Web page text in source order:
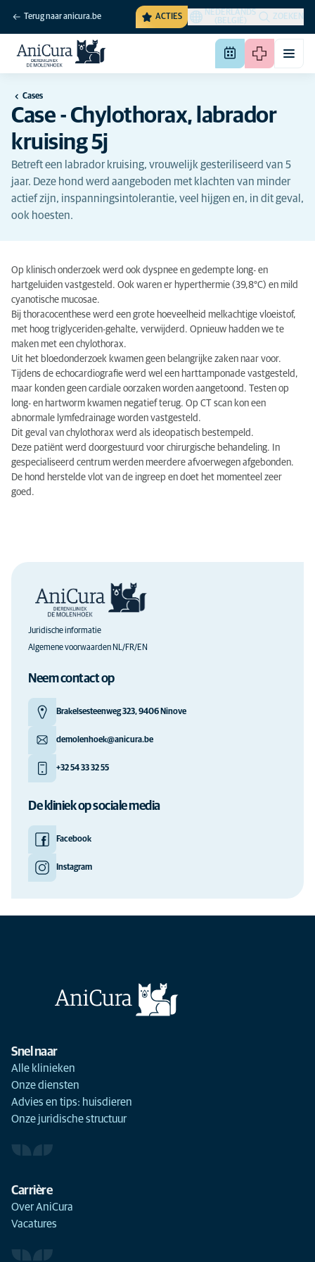
Terug naar anicura.be ACTIES
NEDERLANDS
(BELGIË)
ZOEKEN
Cases
Case - Chylothorax, labrador
kruising 5j
Betreft een labrador kruising, vrouwelijk gesteriliseerd van 5
jaar. Deze hond werd aangeboden met klachten van minder
actief zijn, inspanningsintolerantie, veel hijgen en, in dit geval,
ook hoesten.
Op klinisch onderzoek werd ook dyspnee en gedempte long- en
hartgeluiden vastgesteld. Ook waren er hyperthermie (39,8°C) en mild
cyanotische mucosae.
Bij thoracocenthese werd een grote hoeveelheid melkachtige vloeistof,
met hoog triglyceriden-gehalte, verwijderd. Opnieuw hadden we te
maken met een chylothorax.
Uit het bloedonderzoek kwamen geen belangrijke zaken naar voor.
Tijdens de echocardiografie werd wel een harttamponade vastgesteld,
maar konden geen cardiale oorzaken worden aangetoond. Testen op
long- en hartworm kwamen negatief terug. Op CT scan kon een
abnormale lymfedrainage worden vastgesteld.
Dit geval van chylothorax werd als ideopatisch bestempeld.
Deze patiënt werd doorgestuurd voor chirurgische behandeling. In
gespecialiseerd centrum werden meerdere afvoerwegen afgebonden.
De hond herstelde vlot van de ingreep en doet het momenteel zeer
goed.
Juridische informatie
Algemene voorwaarden NL/FR/EN
Neem contact op
Brakelsesteenweg 323, 9406 Ninove
demolenhoek@anicura.be
+32 54 33 32 55
De kliniek op sociale media
Facebook
Instagram
Snel naar
Alle klinieken
Onze diensten
Advies en tips: huisdieren
Onze juridische structuur
Carrière
Over AniCura
Vacatures